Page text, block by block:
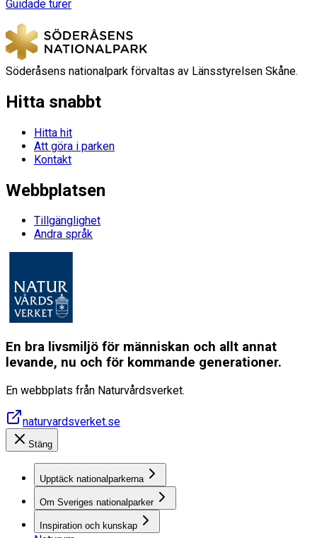
Guidade turer
Söderåsens nationalpark förvaltas av Länsstyrelsen Skåne.
Hitta snabbt
Hitta hit
Att göra i parken
Kontakt
Webbplatsen
Tillgänglighet
Andra språk
En bra livsmiljö för människan och allt annat
levande, nu och för kommande generationer.
En webbplats från Naturvårdsverket.
naturvardsverket.se
Stäng
Upptäck nationalparkerna
Om Sveriges nationalparker
Inspiration och kunskap